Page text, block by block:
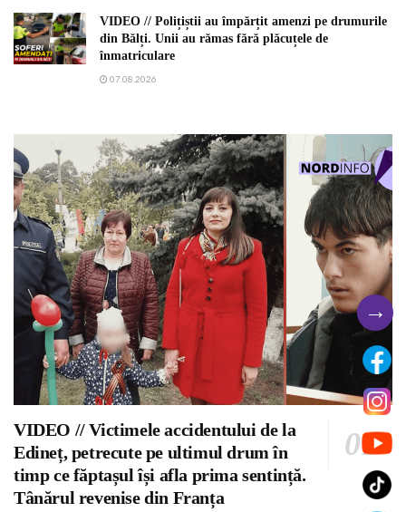
VIDEO // Polițiștii au împărțit amenzi pe drumurile
din Bălți. Unii au rămas fără plăcuțele de
înmatriculare
07.08.2026
VIDEO // Victimele accidentului de la
Edineț, petrecute pe ultimul drum în
timp ce făptașul își afla prima sentință.
Tânărul revenise din Franța
→